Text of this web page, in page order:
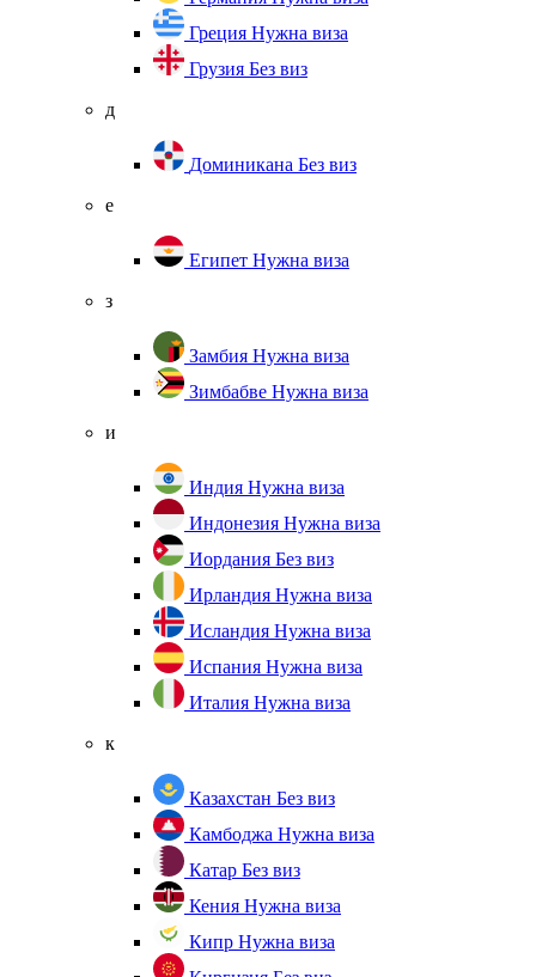
Греция Нужна виза
Грузия Без виз
д
Доминикана Без виз
е
Египет Нужна виза
з
Замбия Нужна виза
Зимбабве Нужна виза
и
Индия Нужна виза
Индонезия Нужна виза
Иордания Без виз
Ирландия Нужна виза
Исландия Нужна виза
Испания Нужна виза
Италия Нужна виза
к
Казахстан Без виз
Камбоджа Нужна виза
Катар Без виз
Кения Нужна виза
Кипр Нужна виза